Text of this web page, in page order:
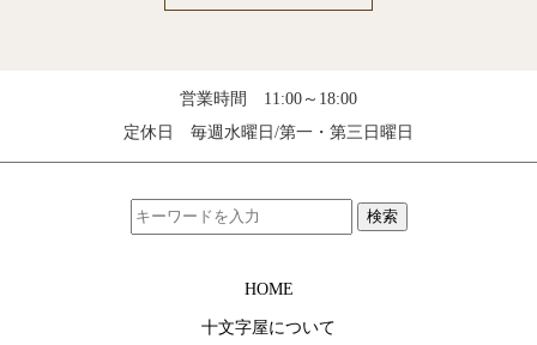
営業時間 11:00～18:00
定休日 毎週水曜日/第一・第三日曜日
検索
HOME
十文字屋について